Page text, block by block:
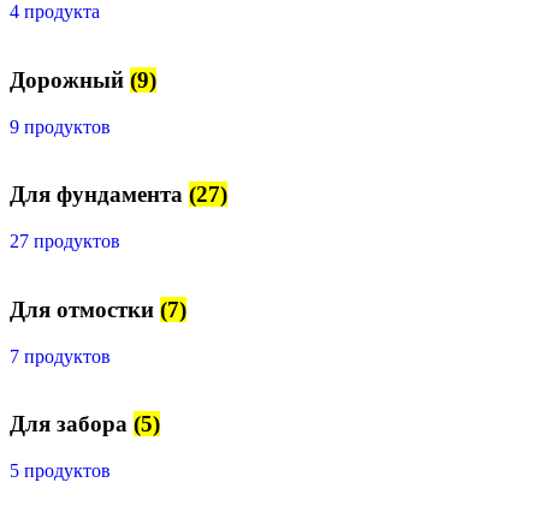
4 продукта
Дорожный (9)
9 продуктов
Для фундамента (27)
27 продуктов
Для отмостки (7)
7 продуктов
Для забора (5)
5 продуктов